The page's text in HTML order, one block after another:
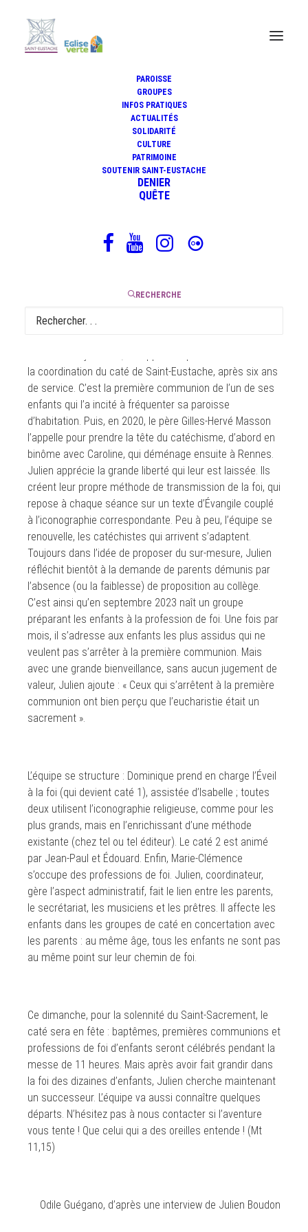
PAROISSE
GROUPES
INFOS PRATIQUES
ACTUALITÉS
SOLIDARITÉ
CULTURE
PATRIMOINE
SOUTENIR SAINT-EUSTACHE
DENIER
QUÊTE
RECHERCHE
Le caté : amener au sacré par la
beauté
4 juin 2026
trop d’orgue, trop de latin », c’est ce que pensait Julien
la coordination du caté de Saint-Eustache, après six ans
de service. C’est la première communion de l’un de ses
enfants qui l’a incité à fréquenter sa paroisse
d’habitation. Puis, en 2020, le père Gilles-Hervé Masson
l’appelle pour prendre la tête du catéchisme, d’abord en
binôme avec Caroline, qui déménage ensuite à Rennes.
Julien apprécie la grande liberté qui leur est laissée. Ils
créent leur propre méthode de transmission de la foi, qui
repose à chaque séance sur un texte d’Évangile couplé
à l’iconographie correspondante. Peu à peu, l’équipe se
renouvelle, les catéchistes qui arrivent s’adaptent.
Toujours dans l’idée de proposer du sur-mesure, Julien
réfléchit bientôt à la demande de parents démunis par
l’absence (ou la faiblesse) de proposition au collège.
C’est ainsi qu’en septembre 2023 naît un groupe
préparant les enfants à la profession de foi. Une fois par
mois, il s’adresse aux enfants les plus assidus qui ne
veulent pas s’arrêter à la première communion. Mais
avec une grande bienveillance, sans aucun jugement de
valeur, Julien ajoute : « Ceux qui s’arrêtent à la première
communion ont bien perçu que l’eucharistie était un
sacrement ».
L’équipe se structure : Dominique prend en charge l’Éveil
à la foi (qui devient caté 1), assistée d’Isabelle ; toutes
deux utilisent l’iconographie religieuse, comme pour les
plus grands, mais en l’enrichissant d’une méthode
existante (chez tel ou tel éditeur). Le caté 2 est animé
par Jean-Paul et Édouard. Enfin, Marie-Clémence
s’occupe des professions de foi. Julien, coordinateur,
gère l’aspect administratif, fait le lien entre les parents,
le secrétariat, les musiciens et les prêtres. Il affecte les
enfants dans les groupes de caté en concertation avec
les parents : au même âge, tous les enfants ne sont pas
au même point sur leur chemin de foi.
Ce dimanche, pour la solennité du Saint-Sacrement, le
caté sera en fête : baptêmes, premières communions et
professions de foi d’enfants seront célébrés pendant la
messe de 11 heures. Mais après avoir fait grandir dans
la foi des dizaines d’enfants, Julien cherche maintenant
un successeur. L’équipe va aussi connaître quelques
départs. N’hésitez pas à nous contacter si l’aventure
vous tente ! Que celui qui a des oreilles entende ! (Mt
11,15)
Odile Guégano, d’après une interview de Julien Boudon